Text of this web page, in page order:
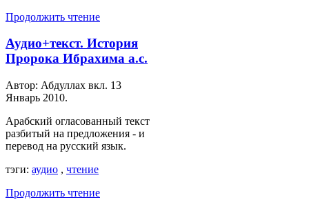
Продолжить чтение
Аудио+текст. История
Пророка Ибрахима а.с.
Автор: Абдуллах вкл. 13
Январь 2010.
Арабский огласованный текст
разбитый на предложения - и
перевод на русский язык.
тэги: аудио , чтение
Продолжить чтение